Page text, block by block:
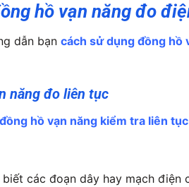
hồ vạn năng đo
dẫn bạn cách sử dụng đồng hồ
năng đo liên tục
hồ vạn năng kiểm tra liên tục
các đoạn dây hay mạch điện